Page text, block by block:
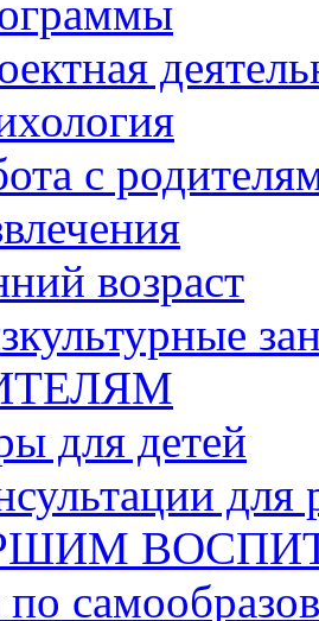
с
возраст
для детей
для